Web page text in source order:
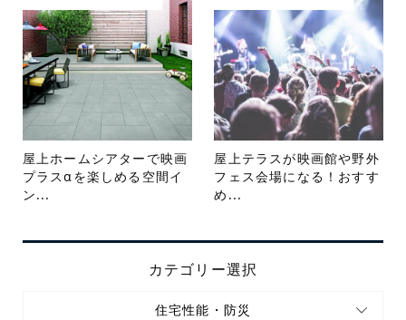
屋上ホームシアターで映画
プラスαを楽しめる空間イ
ン...
屋上テラスが映画館や野外
フェス会場になる！おすす
め...
カテゴリー選択
住宅性能・防災